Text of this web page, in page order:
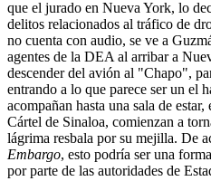
que el jurado en Nueva York, lo
delitos relacionados al tráfico de
no cuenta con audio, se ve a
agentes de la DEA al arribar a
descender del avión al "Chapo",
entrando a lo que parece ser un el
acompañan hasta una sala de
Cártel de Sinaloa, comienzan a
lágrima resbala por su mejilla. De
Embargo, esto podría ser una
por parte de las autoridades de